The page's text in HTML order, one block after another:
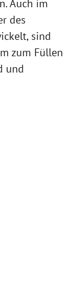
Auch im
des
sind
zum Füllen
und